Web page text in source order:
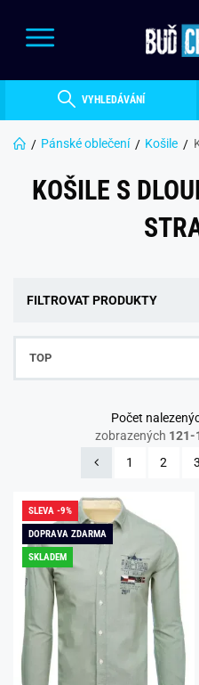
VYHLEDÁVÁNÍ
Pánské oblečení Košile
KOŠILE S
FILTROVAT PRODUKTY
TOP
Počet
zobrazených 121-
1
2 3
SLEVA -9%
DOPRAVA ZDARMA
SKLADEM